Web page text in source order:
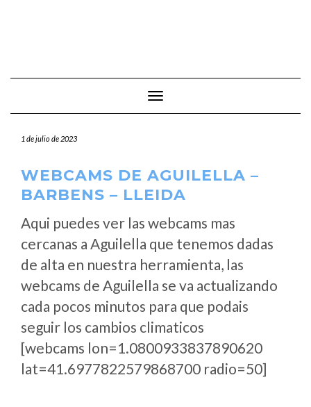
Cambiar modo de navegación
1 de julio de 2023
WEBCAMS DE AGUILELLA –
BARBENS – LLEIDA
Aqui puedes ver las webcams mas
cercanas a Aguilella que tenemos dadas
de alta en nuestra herramienta, las
webcams de Aguilella se va actualizando
cada pocos minutos para que podais
seguir los cambios climaticos
[webcams lon=1.0800933837890620
lat=41.6977822579868700 radio=50]